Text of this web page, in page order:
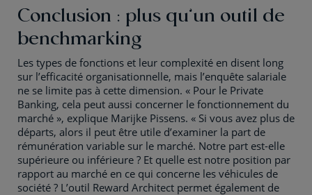
Conclusion : plus qu’un outil de
benchmarking
Les types de fonctions et leur complexité en disent long
sur l’efficacité organisationnelle, mais l’enquête salariale
ne se limite pas à cette dimension. « Pour le Private
Banking, cela peut aussi concerner le fonctionnement du
marché », explique Marijke Pissens. « Si vous avez plus de
départs, alors il peut être utile d’examiner la part de
rémunération variable sur le marché. Notre part est-elle
supérieure ou inférieure ? Et quelle est notre position par
rapport au marché en ce qui concerne les véhicules de
société ? L’outil Reward Architect permet également de